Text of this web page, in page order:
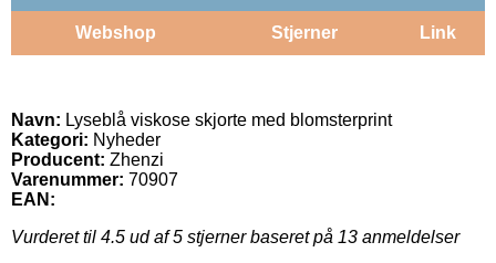
Webshop Stjerner Link
Navn: Lyseblå viskose skjorte med blomsterprint
Kategori: Nyheder
Producent: Zhenzi
Varenummer: 70907
EAN:
Vurderet til 4.5 ud af 5 stjerner baseret på 13 anmeldelser